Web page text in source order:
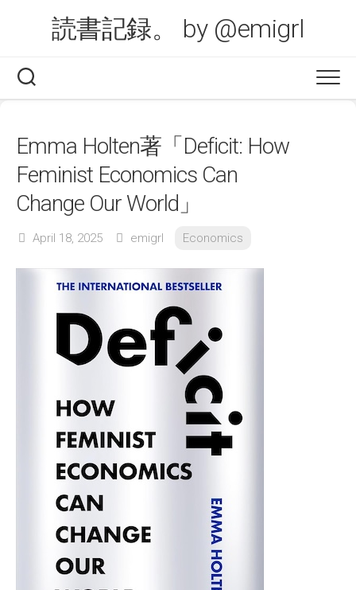
読書記録。 by @emigrl
Emma Holten著「Deficit: How
Feminist Economics Can
Change Our World」
April 18, 2025 emigrl Economics